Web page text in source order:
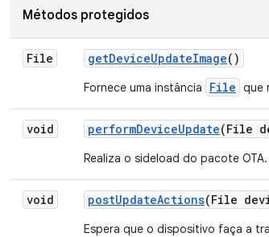
Métodos protegidos
File getDeviceUpdateImage()
Fornece uma instância File que
void performDeviceUpdate(File
Realiza o sideload do pacote OTA.
void postUpdateActions(File
Espera que o dispositivo faça a